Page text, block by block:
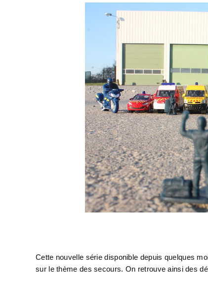
Cette nouvelle série disponible depuis quelques
sur le thème des secours. On retrouve ainsi des